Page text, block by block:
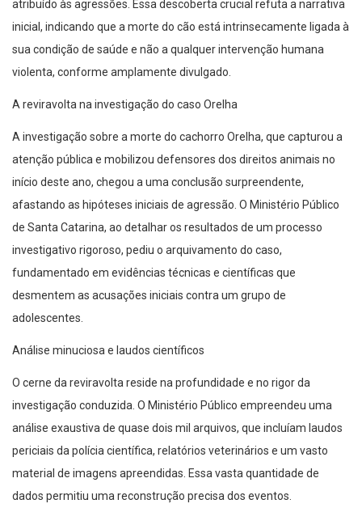
atribuído às agressões. Essa descoberta crucial refuta a narrativa
inicial, indicando que a morte do cão está intrinsecamente ligada à
sua condição de saúde e não a qualquer intervenção humana
violenta, conforme amplamente divulgado.
A reviravolta na investigação do caso Orelha
A investigação sobre a morte do cachorro Orelha, que capturou a
atenção pública e mobilizou defensores dos direitos animais no
início deste ano, chegou a uma conclusão surpreendente,
afastando as hipóteses iniciais de agressão. O Ministério Público
de Santa Catarina, ao detalhar os resultados de um processo
investigativo rigoroso, pediu o arquivamento do caso,
fundamentado em evidências técnicas e científicas que
desmentem as acusações iniciais contra um grupo de
adolescentes.
Análise minuciosa e laudos científicos
O cerne da reviravolta reside na profundidade e no rigor da
investigação conduzida. O Ministério Público empreendeu uma
análise exaustiva de quase dois mil arquivos, que incluíam laudos
periciais da polícia científica, relatórios veterinários e um vasto
material de imagens apreendidas. Essa vasta quantidade de
dados permitiu uma reconstrução precisa dos eventos.